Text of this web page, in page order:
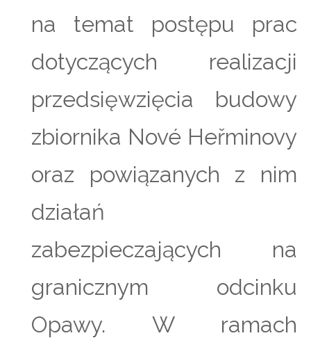
na temat postępu prac
dotyczących realizacji
przedsięwzięcia budowy
zbiornika Nové Heřminovy
oraz powiązanych z nim
działań
zabezpieczających na
granicznym odcinku
Opawy. W ramach